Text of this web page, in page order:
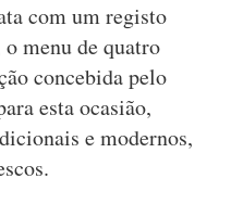
com um registo
menu de quatro
concebida pelo
esta ocasião,
e modernos,